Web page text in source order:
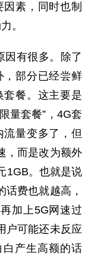
素，同时也制
。
因有很多。除了
，部分已经尝鲜
套餐。这主要是
量套餐”，4G套
量变多了，但
，而是改为额外
1GB。也就是说
话费也就越高，
加上5G网速过
户可能还未反应
产生高额的话